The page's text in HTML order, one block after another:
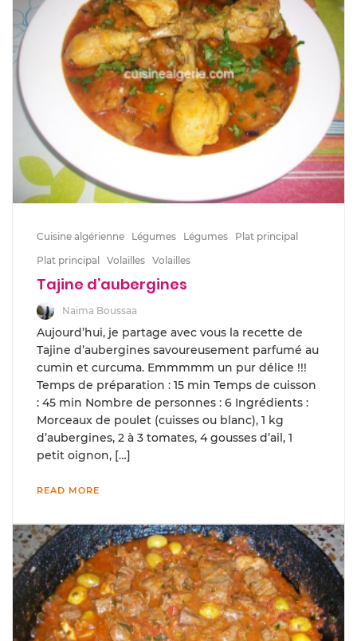
Cuisine algérienne Légumes Légumes
Plat principal
Plat principal Volailles Volailles
Tajine d’aubergines
Naima Boussaa
Aujourd’hui, je partage avec vous la recette de
Tajine d’aubergines savoureusement parfumé au
cumin et curcuma. Emmmmm un pur délice !!!
Temps de préparation : 15 min Temps de cuisson
: 45 min Nombre de personnes : 6 Ingrédients :
Morceaux de poulet (cuisses ou blanc), 1 kg
d’aubergines, 2 à 3 tomates, 4 gousses d’ail, 1
petit oignon, […]
READ MORE